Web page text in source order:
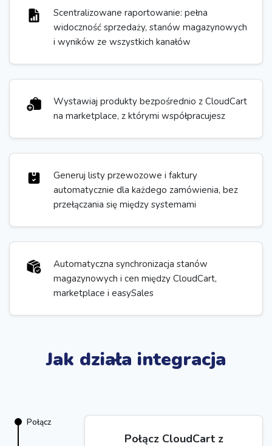
Scentralizowane raportowanie: pełna
widoczność sprzedaży, stanów magazynowych
i wyników ze wszystkich kanałów
Wystawiaj produkty bezpośrednio z CloudCart
na marketplace, z którymi współpracujesz
Generuj listy przewozowe i faktury
automatycznie dla każdego zamówienia, bez
przełączania się między systemami
Automatyczna synchronizacja stanów
magazynowych i cen między CloudCart,
marketplace i easySales
Jak działa integracja
Połącz
Połącz CloudCart z